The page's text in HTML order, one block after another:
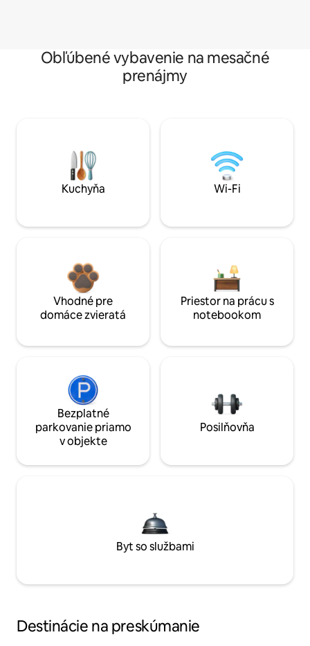
Obľúbené vybavenie na mesačné
prenájmy
Kuchyňa Wi-Fi
Vhodné pre
domáce zvieratá
Priestor na prácu s
notebookom
Bezplatné
parkovanie priamo
v objekte
Posilňovňa
Byt so službami
Destinácie na preskúmanie